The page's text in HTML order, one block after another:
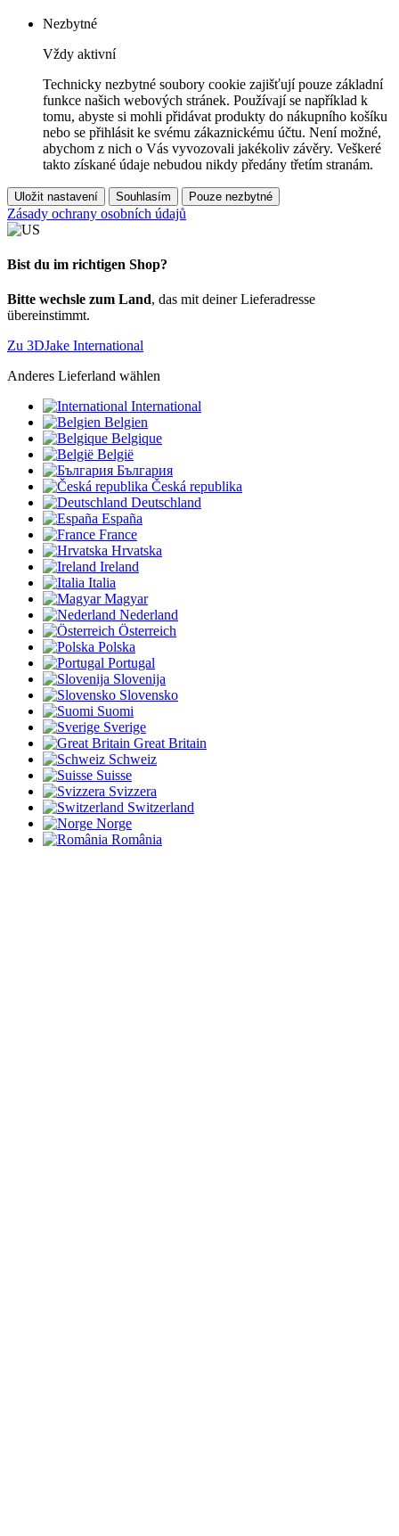
Nezbytné
Vždy aktivní
Technicky nezbytné soubory cookie zajišťují pouze základní
funkce našich webových stránek. Používají se například k
tomu, abyste si mohli přidávat produkty do nákupního košíku
nebo se přihlásit ke svému zákaznickému účtu. Není možné,
abychom z nich o Vás vyvozovali jakékoliv závěry. Veškeré
takto získané údaje nebudou nikdy předány třetím stranám.
Uložit nastavení Souhlasím Pouze nezbytné
Zásady ochrany osobních údajů
Bist du im richtigen Shop?
Bitte wechsle zum Land, das mit deiner Lieferadresse
übereinstimmt.
Zu 3DJake International
Anderes Lieferland wählen
International
Belgien
Belgique
België
България
Česká republika
Deutschland
España
France
Hrvatska
Ireland
Italia
Magyar
Nederland
Österreich
Polska
Portugal
Slovenija
Slovensko
Suomi
Sverige
Great Britain
Schweiz
Suisse
Svizzera
Switzerland
Norge
România